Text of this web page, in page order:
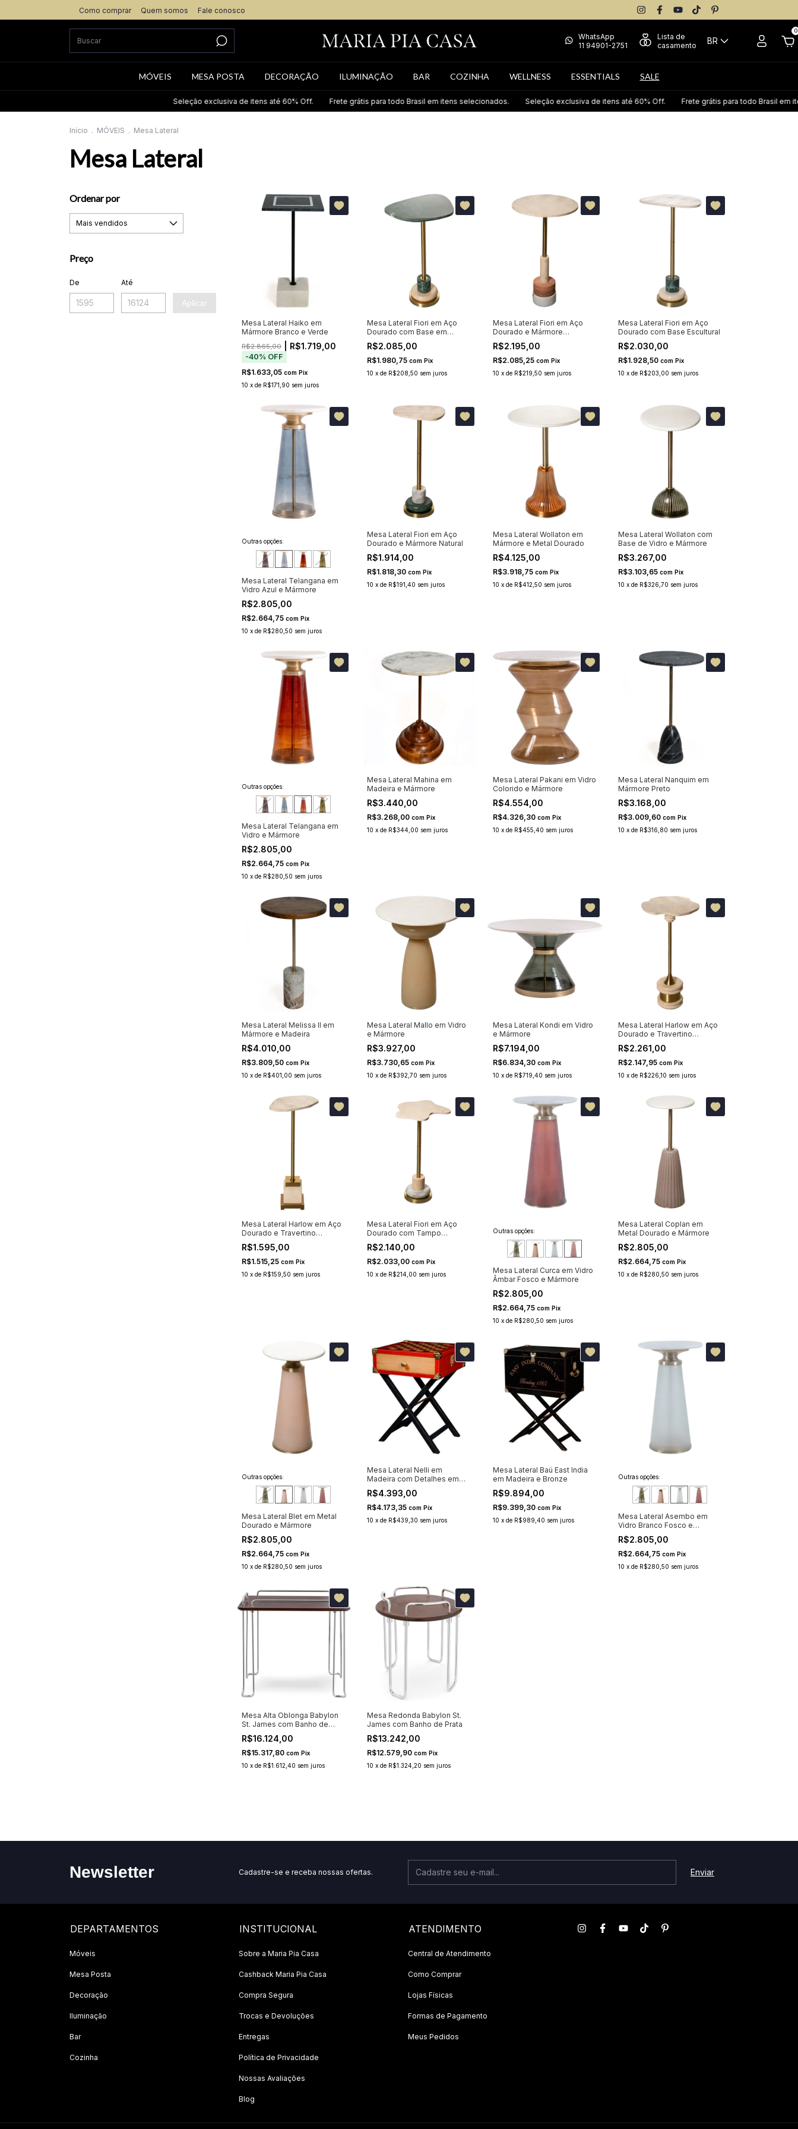
Como comprar Quem somos Fale conosco
WhatsApp
11 94901-2751
Lista de
casamento
BR
0
MÓVEIS MESA POSTA DECORAÇÃO ILUMINAÇÃO BAR COZINHA WELLNESS ESSENTIALS SALE
Seleção exclusiva de itens até 60% Off. Frete grátis para todo Brasil em itens selecionados. Seleção exclusiva de itens até 60% Off. Frete grátis para todo Brasil em itens
Início . MÓVEIS . Mesa Lateral
Mesa Lateral
Ordenar por
Preço
De Até
Aplicar
Mesa Lateral Haiko em
Mármore Branco e Verde
R$2.865,00 | R$1.719,00
-40% OFF
R$1.633,05 com Pix
10 x de R$171,90 sem juros
Mesa Lateral Fiori em Aço
Dourado com Base em
Travertino
R$2.085,00
R$1.980,75com Pix
10 xde R$208,50 sem juros
Mesa Lateral Fiori em Aço
Dourado e Mármore
Travertino
R$2.195,00
R$2.085,25 com Pix
10 x de R$219,50 sem juros
Mesa Lateral Fiori em Aço
Dourado com Base Escultural
R$2.030,00
R$1.928,50 com Pix
10 x de R$203,00 sem juros
Outras opções:
Mesa Lateral Telangana em
Vidro Azul e Mármore
R$2.805,00
R$2.664,75 com Pix
10 x de R$280,50 sem juros
Mesa Lateral Fiori em Aço
Dourado e Mármore Natural
R$1.914,00
R$1.818,30com Pix
10 xde R$191,40 sem juros
Mesa Lateral Wollaton em
Mármore e Metal Dourado
R$4.125,00
R$3.918,75 com Pix
10 x de R$412,50 sem juros
Mesa Lateral Wollaton com
Base de Vidro e Mármore
R$3.267,00
R$3.103,65 com Pix
10 x de R$326,70 sem juros
Outras opções:
Mesa Lateral Telangana em
Vidro e Mármore
R$2.805,00
R$2.664,75 com Pix
10 x de R$280,50 sem juros
Mesa Lateral Mahina em
Madeira e Mármore
R$3.440,00
R$3.268,00com Pix
10 xde R$344,00 sem juros
Mesa Lateral Pakani em Vidro
Colorido e Mármore
R$4.554,00
R$4.326,30 com Pix
10 x de R$455,40 sem juros
Mesa Lateral Nanquim em
Mármore Preto
R$3.168,00
R$3.009,60 com Pix
10 x de R$316,80 sem juros
Mesa Lateral Melissa II em
Mármore e Madeira
R$4.010,00
R$3.809,50 com Pix
10 x de R$401,00 sem juros
Mesa Lateral Mallo em Vidro
e Mármore
R$3.927,00
R$3.730,65com Pix
10 xde R$392,70 sem juros
Mesa Lateral Kondi em Vidro
e Mármore
R$7.194,00
R$6.834,30 com Pix
10 x de R$719,40 sem juros
Mesa Lateral Harlow em Aço
Dourado e Travertino
Orgânico
R$2.261,00
R$2.147,95 com Pix
10 x de R$226,10 sem juros
Mesa Lateral Harlow em Aço
Dourado e Travertino
Redondo
R$1.595,00
R$1.515,25 com Pix
10 x de R$159,50 sem juros
Mesa Lateral Fiori em Aço
Dourado com Tampo
Orgânico
R$2.140,00
R$2.033,00com Pix
10 xde R$214,00 sem juros
Outras opções:
Mesa Lateral Curca em Vidro
Âmbar Fosco e Mármore
R$2.805,00
R$2.664,75 com Pix
10 x de R$280,50 sem juros
Mesa Lateral Coplan em
Metal Dourado e Mármore
R$2.805,00
R$2.664,75 com Pix
10 x de R$280,50 sem juros
Outras opções:
Mesa Lateral Blet em Metal
Dourado e Mármore
R$2.805,00
R$2.664,75 com Pix
10 x de R$280,50 sem juros
Mesa Lateral Nelli em
Madeira com Detalhes em
Bronze
R$4.393,00
R$4.173,35com Pix
10 xde R$439,30 sem juros
Mesa Lateral Baú East India
em Madeira e Bronze
R$9.894,00
R$9.399,30 com Pix
10 x de R$989,40 sem juros
Outras opções:
Mesa Lateral Asembo em
Vidro Branco Fosco e
Mármore
R$2.805,00
R$2.664,75 com Pix
10 x de R$280,50 sem juros
Mesa Alta Oblonga Babylon
St. James com Banho de
Prata
R$16.124,00
R$15.317,80 com Pix
10 x de R$1.612,40 sem juros
Mesa Redonda Babylon St.
James com Banho de Prata
R$13.242,00
R$12.579,90com Pix
10 xde R$1.324,20 sem juros
Newsletter Cadastre-se e receba nossas ofertas.
DEPARTAMENTOS
Móveis
Mesa Posta
Decoração
Iluminação
Bar
Cozinha
INSTITUCIONAL
Sobre a Maria Pia Casa
Cashback Maria Pia Casa
Compra Segura
Trocas e Devoluções
Entregas
Política de Privacidade
Nossas Avaliações
Blog
ATENDIMENTO
Central de Atendimento
Como Comprar
Lojas Físicas
Formas de Pagamento
Meus Pedidos